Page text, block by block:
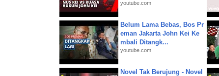
youtube.com
Belum Lama Bebas, Bos Pr
eman Jakarta John Kei Ke
mbali Ditangk...
youtube.com
Novel Tak Berujung - Novel